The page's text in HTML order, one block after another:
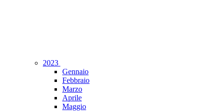
2023
Gennaio
Febbraio
Marzo
Aprile
Maggio